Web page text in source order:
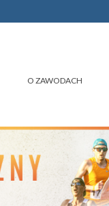
O ZAWODACH